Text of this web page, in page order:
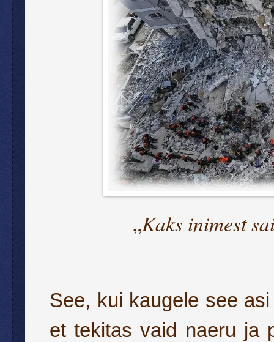
„Kaks inimest
See, kui kaugele see
et tekitas vaid naeru ja